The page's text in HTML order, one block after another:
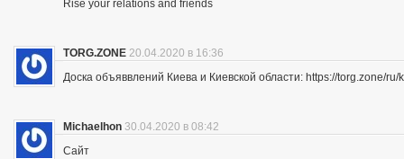
Rise your relations and friends
TORG.ZONE 20.04.2020 в 16:36
Доска объяввлений Киева и Киевской области: https://torg.zone/ru/
Michaelhon 30.04.2020 в 08:42
Сайт